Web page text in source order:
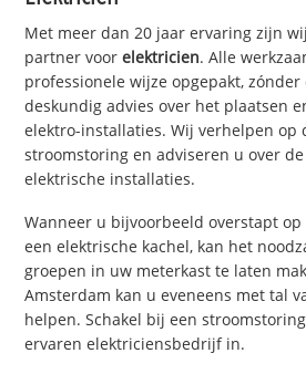
Met meer dan 20 jaar ervaring zijn
partner voorelektricien. Alle
professionele wijze opgepakt, zónder
deskundig advies over het plaatsen
elektro-installaties. Wij verhelpen op
stroomstoring en adviseren u over
elektrische installaties.
Wanneer u bijvoorbeeld overstapt
een elektrische kachel, kan het
groepen in uw meterkast te laten
Amsterdam kan u eveneens met tal
helpen. Schakel bij een
ervaren elektriciensbedrijf in.